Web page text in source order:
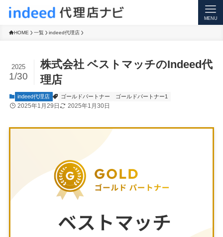
MENU
HOME 一覧 indeed代理店
株式会社 ベストマッチのIndeed代
理店
2025
1/30
indeed代理店 ゴールドパートナー ゴールドパートナー1
2025年1月29日 2025年1月30日